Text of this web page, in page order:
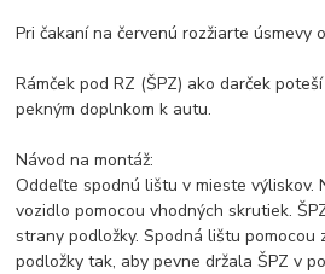
Pri čakaní na červenú rozžiarte úsmevy
Rámček pod RZ (ŠPZ) ako darček
pekným doplnkom k autu.
Návod na montáž:
Oddeľte spodnú lištu v mieste výliskov.
vozidlo pomocouvhodných skrutiek.
strany podložky. Spodná lištu pomocou
podložky tak, aby pevne držala ŠPZ v